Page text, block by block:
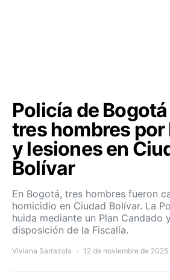
Policía de
tres hombres
y lesiones en
Bolívar
En Bogotá, tres hombres fueron
homicidio en Ciudad Bolívar. La
huida mediante un Plan Candado
disposición de la Fiscalía.
Viviana Sarrazola 12 de noviembre de 2025